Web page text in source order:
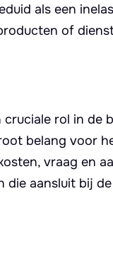
als een
of
rol in de
belang voor
vraag en
aansluit bij